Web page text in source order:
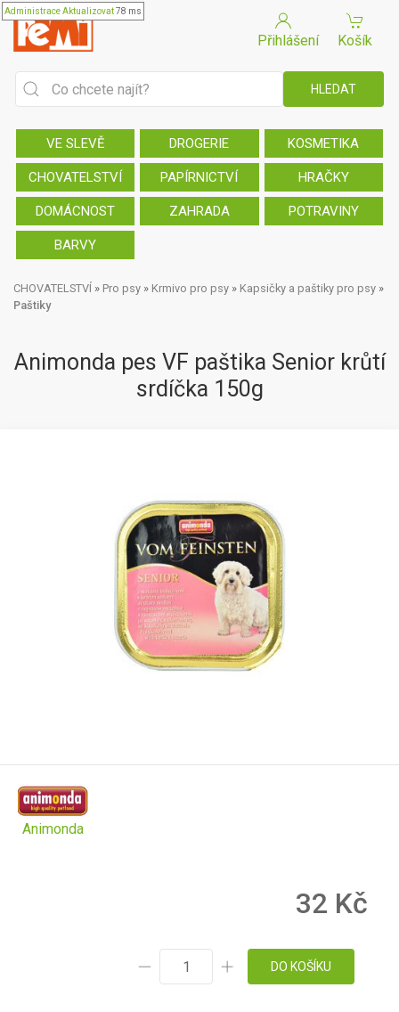
AdministraceAktualizovat78 ms
Přihlášení Košík
VE SLEVĚ DROGERIE KOSMETIKA
CHOVATELSTVÍ PAPÍRNICTVÍ HRAČKY
DOMÁCNOST ZAHRADA POTRAVINY
BARVY
CHOVATELSTVÍ » Pro psy » Krmivo pro psy » Kapsičky a paštiky pro psy »
Paštiky
Animonda pes VF paštika Senior krůtí
srdíčka 150g
Animonda
32 Kč
DO KOŠÍKU